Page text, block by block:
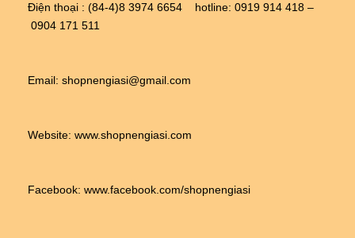
Điện thoại : (84-4)8 3974 6654    hotline: 0919 914 418 –
0904 171 511
Email: shopnengiasi@gmail.com
Website: www.shopnengiasi.com
Facebook: www.facebook.com/shopnengiasi